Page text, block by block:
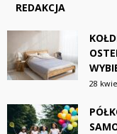
REDAKCJA
28